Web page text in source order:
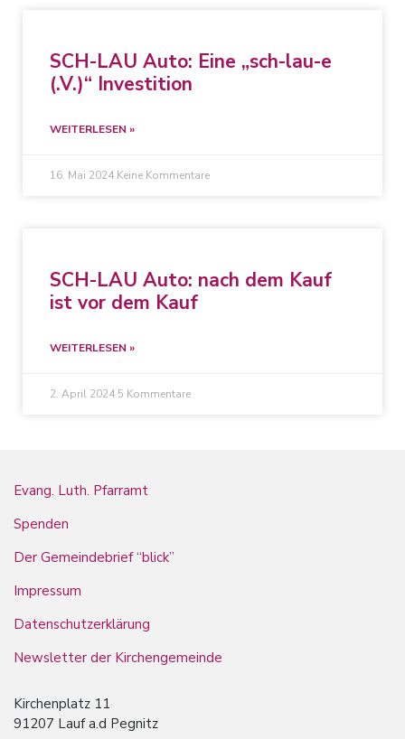
SCH-LAU Auto: Eine „sch-lau-e
(.V.)“ Investition
WEITERLESEN »
16. Mai 2024 Keine Kommentare
SCH-LAU Auto: nach dem Kauf
ist vor dem Kauf
WEITERLESEN »
2. April 2024 5 Kommentare
Evang. Luth. Pfarramt
Spenden
Der Gemeindebrief “blick”
Impressum
Datenschutzerklärung
Newsletter der Kirchengemeinde
Kirchenplatz 11
91207 Lauf a.d Pegnitz